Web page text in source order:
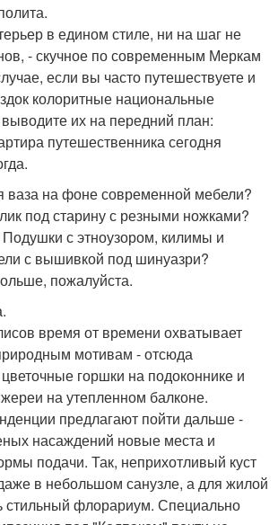
в едином стиле, ни на шаг не
- скучное по современным Меркам
если вы часто путешествуете и
колоритные национальные
их на передний план:
путешественника сегодня
ваза на фоне современной мебели?
под старину с резными ножками?
с этноузором, килимы и
с вышивкой под шинуазри?
пожалуйста.
время от времени охватывает
мотивам - отсюда
горшки на подоконнике и
на утепленном балконе.
предлагают пойти дальше -
насаждений новые места и
подачи. Так, неприхотливый куст
в небольшом санузле, а для жилой
стильный флорариум. Специально